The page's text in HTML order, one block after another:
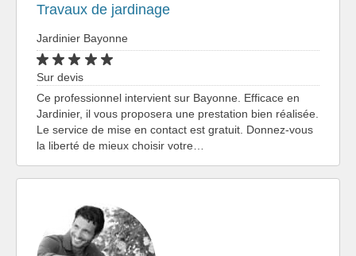
Travaux de jardinage
Jardinier Bayonne
Sur devis
Ce professionnel intervient sur Bayonne. Efficace en
Jardinier, il vous proposera une prestation bien réalisée.
Le service de mise en contact est gratuit. Donnez-vous
la liberté de mieux choisir votre…